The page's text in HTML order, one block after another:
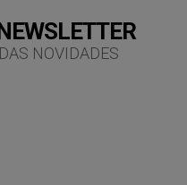
NOVIDADES